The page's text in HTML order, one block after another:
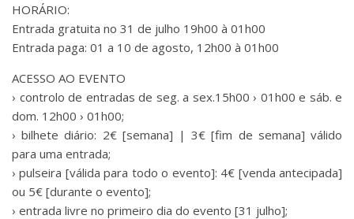
HORÁRIO:
Entrada gratuita no 31 de julho 19h00 à 01h00
Entrada paga: 01 a 10 de agosto, 12h00 à 01h00
ACESSO AO EVENTO
› controlo de entradas de seg. a sex.15h00 › 01h00 e sáb. e
dom. 12h00 › 01h00;
› bilhete diário: 2€ [semana] | 3€ [fim de semana] válido
para uma entrada;
› pulseira [válida para todo o evento]: 4€ [venda antecipada]
ou 5€ [durante o evento];
› entrada livre no primeiro dia do evento [31 julho];